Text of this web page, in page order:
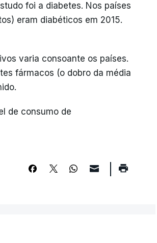
foi a diabetes. Nos países
eram diabéticos em 2015.
varia consoante os países.
fármacos (o dobro da média
de consumo de